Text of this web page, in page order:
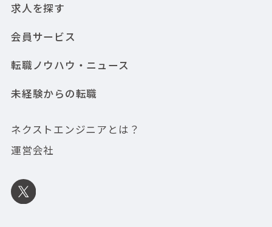
求人を探す
会員サービス
転職ノウハウ・ニュース
未経験からの転職
ネクストエンジニアとは？
運営会社